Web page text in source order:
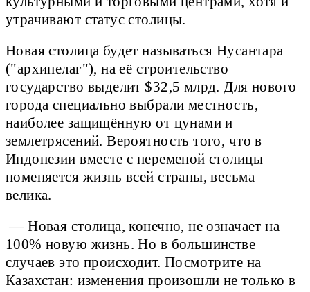
утрачивают статус столицы.
Новая столица будет называться Нусантара
("архипелаг"), на её строительство
государство выделит $32,5 млрд. Для нового
города специально выбрали местность,
наиболее защищённую от цунами и
землетрясений. Вероятность того, что в
Индонезии вместе с переменой столицы
поменяется жизнь всей страны, весьма
велика.
— Новая столица, конечно, не означает на
100% новую жизнь. Но в большинстве
случаев это происходит. Посмотрите на
Казахстан: изменения произошли не только в